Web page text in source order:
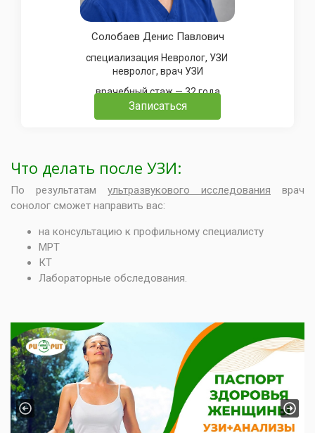
Солобаев Денис Павлович
специализация Невролог, УЗИ
невролог, врач УЗИ
врачебный стаж — 32 года
Записаться
Что делать после УЗИ:
По результатам ультразвукового исследования врач
сонолог сможет направить вас:
на консультацию к профильному специалисту
МРТ
КТ
Лабораторные обследования.
Previous Next